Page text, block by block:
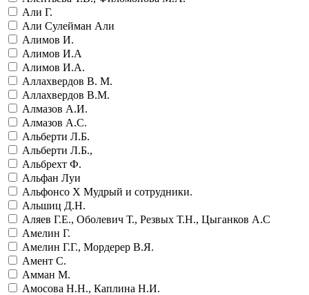
Али Г.
Али Сулейман Али
Алимов И.
Алимов И.А
Алимов И.А.
Аллахвердов В. М.
Аллахвердов В.М.
Алмазов А.И.
Алмазов А.С.
Альберти Л.Б.
Альберти Л.Б.,
Альбрехт Ф.
Альфан Луи
Альфонсо Х Мудрый и сотрудники.
Альшиц Д.Н.
Аляев Г.Е., Оболевич Т., Резвых Т.Н., Цыганков А.С
Амелин Г.
Амелин Г.Г., Мордерер В.Я.
Амент С.
Амман М.
Амосова Н.Н., Каплина Н.И.